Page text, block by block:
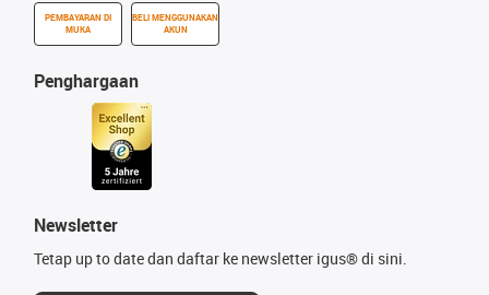
PEMBAYARAN DI
MUKA
BELI MENGGUNAKAN
AKUN
Penghargaan
Newsletter
Tetap up to date dan daftar ke newsletter igus® di sini.